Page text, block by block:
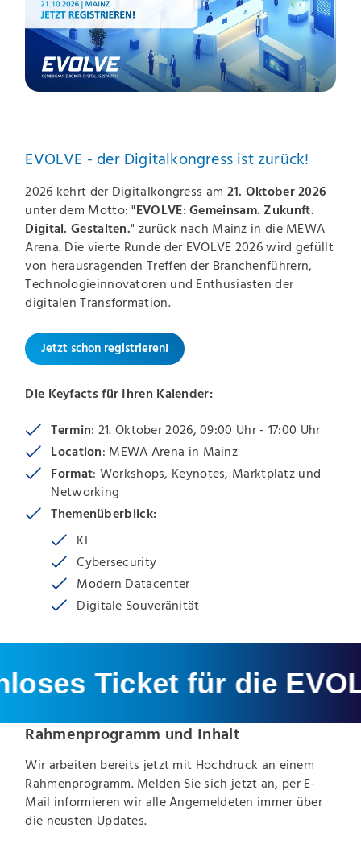
EVOLVE - der Digitalkongress ist zurück!
2026 kehrt der Digitalkongress am 21. Oktober 2026
unter dem Motto: "EVOLVE: Gemeinsam. Zukunft.
Digital. Gestalten." zurück nach Mainz in die MEWA
Arena. Die vierte Runde der EVOLVE 2026 wird gefüllt
von herausragenden Treffen der Branchenführern,
Technologieinnovatoren und Enthusiasten der
digitalen Transformation.
Jetzt schon registrieren!
Die Keyfacts für Ihren Kalender:
Termin: 21. Oktober 2026, 09:00 Uhr - 17:00 Uhr
Location: MEWA Arena in Mainz
Format: Workshops, Keynotes, Marktplatz und
Networking
Themenüberblick:
KI
Cybersecurity
Modern Datacenter
Digitale Souveränität
Ticket für die
Rahmenprogramm und Inhalt
Wir arbeiten bereits jetzt mit Hochdruck an einem
Rahmenprogramm. Melden Sie sich jetzt an, per E-
Mail informieren wir alle Angemeldeten immer über
die neusten Updates.